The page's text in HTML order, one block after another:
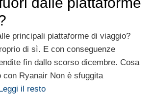
principali piattaforme di viaggio?
di sì. E con conseguenze
fin dallo scorso dicembre. Cosa
con Ryanair Non è sfuggita
il resto